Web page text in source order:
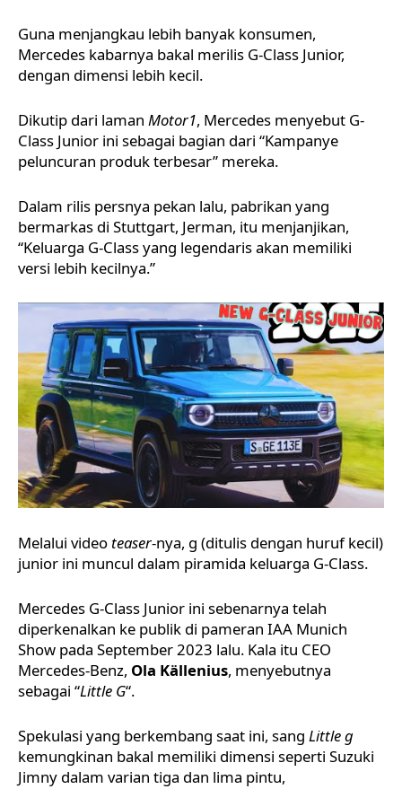
Guna menjangkau lebih banyak konsumen,
Mercedes kabarnya bakal merilis G-Class Junior,
dengan dimensi lebih kecil.
Dikutip dari laman Motor1, Mercedes menyebut G-
Class Junior ini sebagai bagian dari “Kampanye
peluncuran produk terbesar” mereka.
Dalam rilis persnya pekan lalu, pabrikan yang
bermarkas di Stuttgart, Jerman, itu menjanjikan,
“Keluarga G-Class yang legendaris akan memiliki
versi lebih kecilnya.”
Melalui video teaser-nya, g (ditulis dengan huruf kecil)
junior ini muncul dalam piramida keluarga G-Class.
Mercedes G-Class Junior ini sebenarnya telah
diperkenalkan ke publik di pameran IAA Munich
Show pada September 2023 lalu. Kala itu CEO
Mercedes-Benz, Ola Källenius, menyebutnya
sebagai “Little G“.
Spekulasi yang berkembang saat ini, sang Little g
kemungkinan bakal memiliki dimensi seperti Suzuki
Jimny dalam varian tiga dan lima pintu,